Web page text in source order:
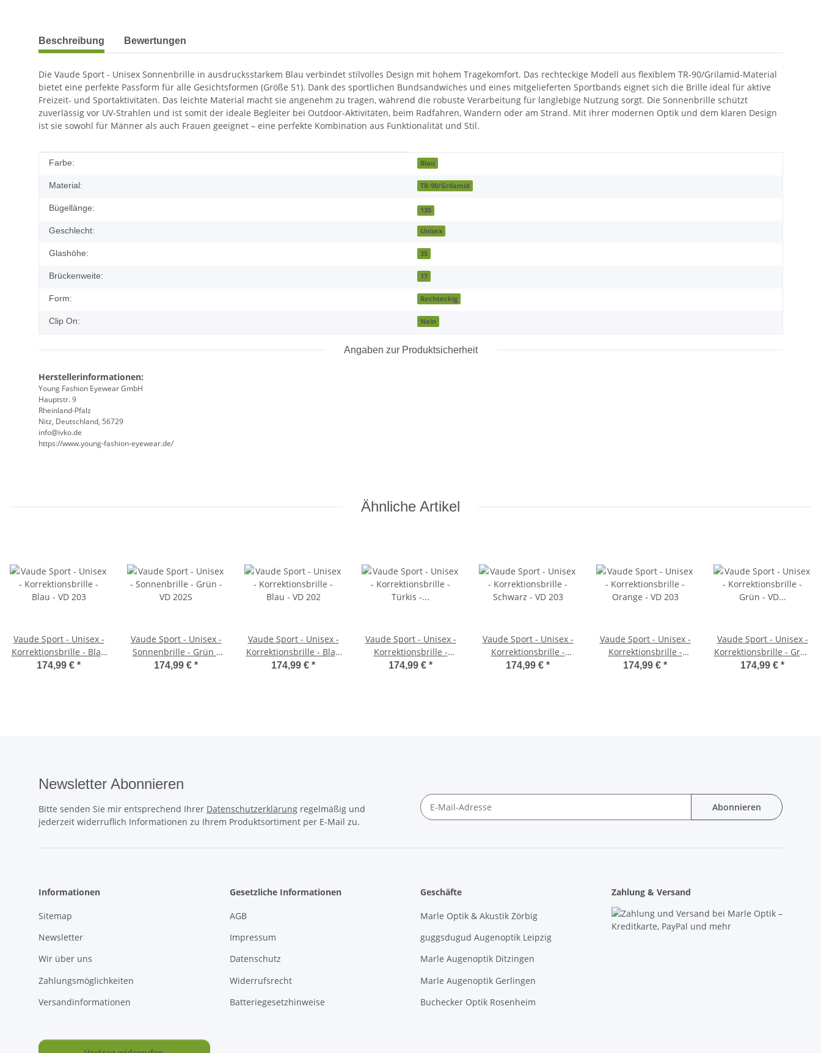
weitere Registerkarten anzeigen
Beschreibung Bewertungen
Die Vaude Sport - Unisex Sonnenbrille in ausdrucksstarkem Blau verbindet stilvolles Design mit hohem Tragekomfort. Das rechteckige Modell aus flexiblem TR-90/Grilamid-Material
bietet eine perfekte Passform für alle Gesichtsformen (Größe 51). Dank des sportlichen Bundsandwiches und eines mitgelieferten Sportbands eignet sich die Brille ideal für aktive
Freizeit- und Sportaktivitäten. Das leichte Material macht sie angenehm zu tragen, während die robuste Verarbeitung für langlebige Nutzung sorgt. Die Sonnenbrille schützt
zuverlässig vor UV-Strahlen und ist somit der ideale Begleiter bei Outdoor-Aktivitäten, beim Radfahren, Wandern oder am Strand. Mit ihrer modernen Optik und dem klaren Design
ist sie sowohl für Männer als auch Frauen geeignet – eine perfekte Kombination aus Funktionalität und Stil.
Produkteigenschaft
Wert
Farbe: Blau
Material: TR-90/Grilamid
Bügellänge: 135
Geschlecht: Unisex
Glashöhe: 35
Brückenweite: 17
Form: Rechteckig
Clip On: Nein
Angaben zur Produktsicherheit
Herstellerinformationen:
Young Fashion Eyewear GmbH
Hauptstr. 9
Rheinland-Pfalz
Nitz, Deutschland, 56729
info@ivko.de
https://www.young-fashion-eyewear.de/
Ähnliche Artikel
Vaude Sport - Unisex -
Korrektionsbrille - Blau
- VD 203
174,99 € *
Vaude Sport - Unisex -
Sonnenbrille - Grün -
VD 202S
174,99 € *
Vaude Sport - Unisex -
Korrektionsbrille - Blau
- VD 202
174,99 € *
Vaude Sport - Unisex -
Korrektionsbrille -
Türkis - VD 203
174,99 € *
Vaude Sport - Unisex -
Korrektionsbrille -
Schwarz - VD 203
174,99 € *
Vaude Sport - Unisex -
Korrektionsbrille -
Orange - VD 203
174,99 € *
Vaude Sport - Unisex -
Korrektionsbrille - Grün
- VD 202
174,99 € *
Newsletter Abonnieren
Bitte senden Sie mir entsprechend Ihrer Datenschutzerklärung regelmäßig und
jederzeit widerruflich Informationen zu Ihrem Produktsortiment per E-Mail zu.
Abonnieren
Informationen
Sitemap
Newsletter
Wir über uns
Zahlungsmöglichkeiten
Versandinformationen
Gesetzliche Informationen
AGB
Impressum
Datenschutz
Widerrufsrecht
Batteriegesetzhinweise
Geschäfte
Marle Optik & Akustik Zörbig
guggsdugud Augenoptik Leipzig
Marle Augenoptik Ditzingen
Marle Augenoptik Gerlingen
Buchecker Optik Rosenheim
Zahlung & Versand